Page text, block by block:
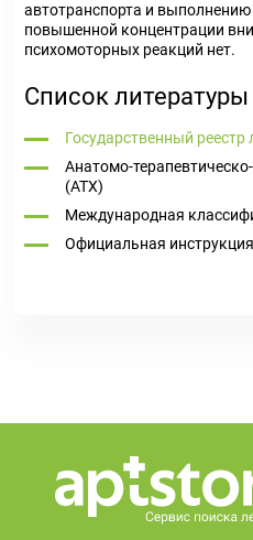
автотранспорта и
повышенной концентрации
психомоторных реакций нет.
Список
Государственный реестр
Анатомо-
(ATX)
Международная
Официальная